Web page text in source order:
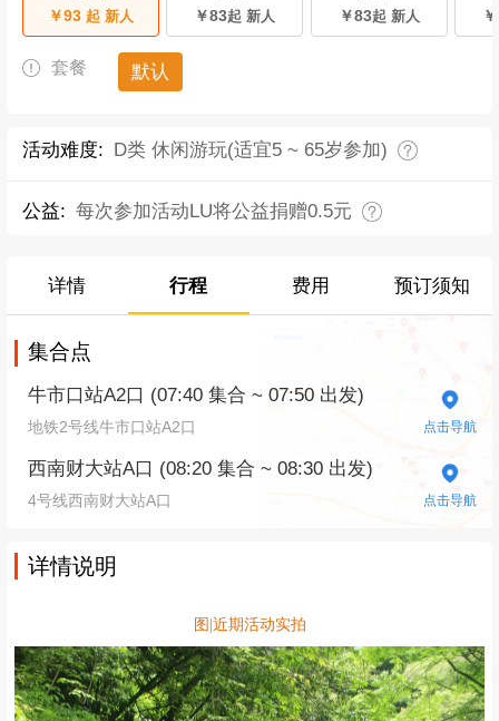
￥93起 新人 ￥83起 新人 ￥83起 新人
套餐 默认
活动难度: D类 休闲游玩(适宜5 ~ 65岁参加)
公益: 每次参加活动LU将公益捐赠0.5元
详情 行程 费用 预订须知
集合点
牛市口站A2口 (07:40 集合 ~ 07:50 出发)
地铁2号线牛市口站A2口 点击导航
西南财大站A口 (08:20 集合 ~ 08:30 出发)
4号线西南财大站A口 点击导航
详情说明
图|近期活动实拍